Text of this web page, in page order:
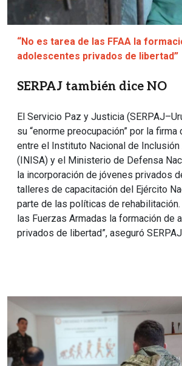
“No es tarea de las FFAA la
adolescentes privados de libertad”
SERPAJ también dice NO
El Servicio Paz y Justicia
su “enorme preocupación” por la firma
entre el Instituto Nacional de
(INISA) y el Ministerio de Defensa
la incorporación de jóvenes privados
talleres de capacitación del Ejército
parte de las políticas de rehabilitación.
las Fuerzas Armadas la formación de
privados de libertad”, aseguró
Imagen